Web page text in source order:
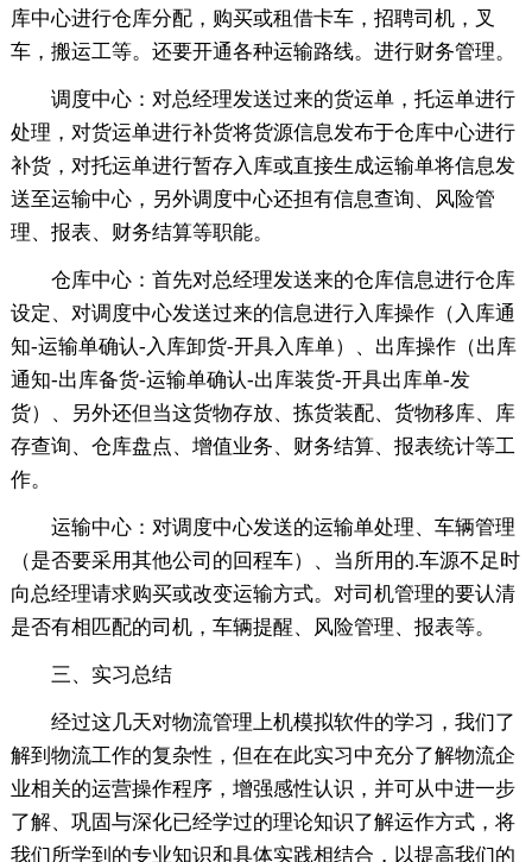
库中心进行仓库分配，购买或租借卡车，招聘司机，叉
车，搬运工等。还要开通各种运输路线。进行财务管理。
调度中心：对总经理发送过来的货运单，托运单进行
处理，对货运单进行补货将货源信息发布于仓库中心进行
补货，对托运单进行暂存入库或直接生成运输单将信息发
送至运输中心，另外调度中心还担有信息查询、风险管
理、报表、财务结算等职能。
仓库中心：首先对总经理发送来的仓库信息进行仓库
设定、对调度中心发送过来的信息进行入库操作（入库通
知-运输单确认-入库卸货-开具入库单）、出库操作（出库
通知-出库备货-运输单确认-出库装货-开具出库单-发
货）、另外还但当这货物存放、拣货装配、货物移库、库
存查询、仓库盘点、增值业务、财务结算、报表统计等工
作。
运输中心：对调度中心发送的运输单处理、车辆管理
（是否要采用其他公司的回程车）、当所用的.车源不足时
向总经理请求购买或改变运输方式。对司机管理的要认清
是否有相匹配的司机，车辆提醒、风险管理、报表等。
三、实习总结
经过这几天对物流管理上机模拟软件的学习，我们了
解到物流工作的复杂性，但在在此实习中充分了解物流企
业相关的运营操作程序，增强感性认识，并可从中进一步
了解、巩固与深化已经学过的理论知识了解运作方式，将
我们所学到的专业知识和具体实践相结合，以提高我们的